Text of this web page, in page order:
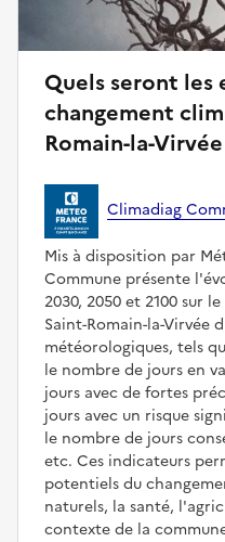
Quels seront les
changement
Romain-la-Virvée
Climadiag
Mis à disposition par
Commune présente
2030, 2050 et 2100 sur
Saint-Romain-la-Virvée
météorologiques, tels
le nombre de jours en
jours avec de fortes
jours avec un risque
le nombre de jours
etc. Ces indicateurs
potentiels du
naturels, la santé,
contexte de la